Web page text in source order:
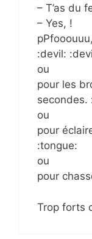
– T’as du
– Yes, !
:devil:
ou
pour les
secondes.
ou
pour
:tongue:
ou
pour
Trop forts